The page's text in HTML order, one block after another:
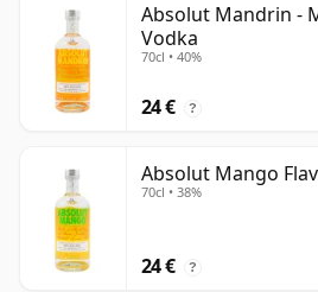
Absolut Mandrin -
Vodka
70cl • 40%
24 € ?
Absolut Mango
70cl • 38%
24 € ?